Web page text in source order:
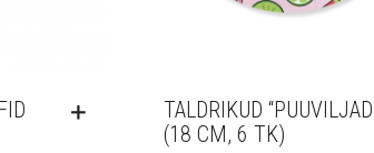
TALDRIKUD
(18 CM, 6 TK)